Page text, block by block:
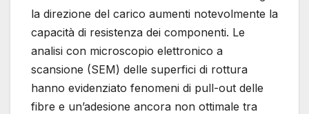
la direzione del carico aumenti notevolmente la
capacità di resistenza dei componenti. Le
analisi con microscopio elettronico a
scansione (SEM) delle superfici di rottura
hanno evidenziato fenomeni di pull-out delle
fibre e un’adesione ancora non ottimale tra